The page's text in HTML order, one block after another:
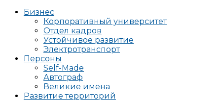
Бизнес
Корпоративный университет
Отдел кадров
Устойчивое развитие
Электротранспорт
Персоны
Self-Made
Автограф
Великие имена
Развитие территорий